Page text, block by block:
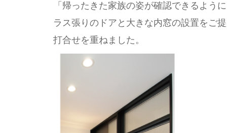
「帰ったきた家族の姿が確認できるよう
ラス張りのドアと大きな内窓の設置をご
打合せを重ねました。